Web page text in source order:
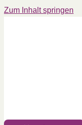
Zum Inhalt springen